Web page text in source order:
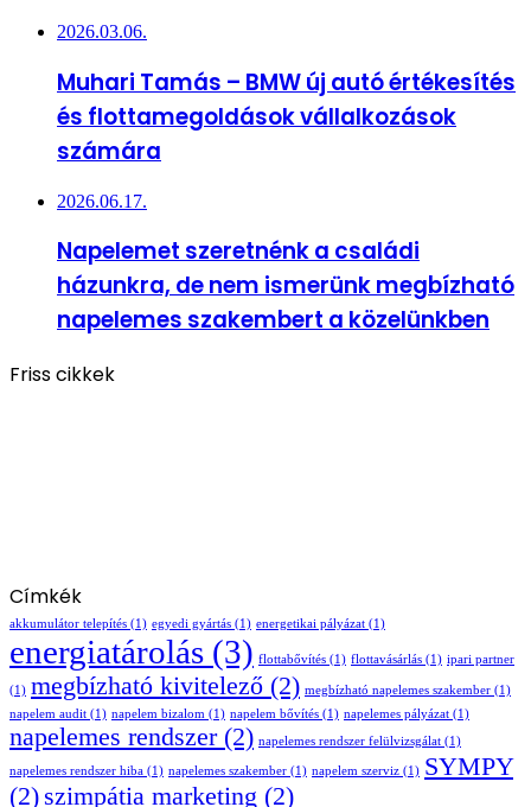
2026.03.06.
Muhari Tamás – BMW új autó értékesítés
és flottamegoldások vállalkozások
számára
2026.06.17.
Napelemet szeretnénk a családi
házunkra, de nem ismerünk megbízható
napelemes szakembert a közelünkben
Friss cikkek
Címkék
akkumulátor telepítés (1) egyedi gyártás (1) energetikai pályázat (1)
energiatárolás (3) flottabővítés (1) flottavásárlás (1) ipari partner
(1) megbízható kivitelező (2) megbízható napelemes szakember (1)
napelem audit (1) napelem bizalom (1) napelem bővítés (1) napelemes pályázat (1)
napelemes rendszer(2) napelemes rendszer felülvizsgálat (1)
napelemes rendszer hiba (1) napelemes szakember (1) napelem szerviz (1) SYMPY
(2) szimpátia marketing (2)